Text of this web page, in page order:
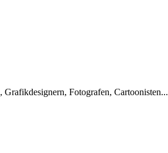
Fotografen, Cartoonisten...